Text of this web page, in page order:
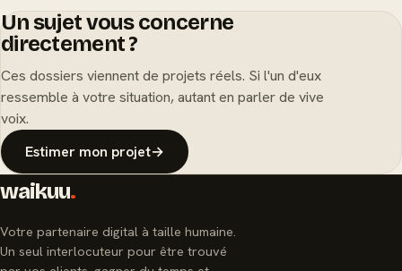
Un sujet vous concerne
directement ?
Ces dossiers viennent de projets réels. Si l'un d'eux
ressemble à votre situation, autant en parler de vive
voix.
Estimer mon projet→
waikuu.
Votre partenaire digital à taille humaine.
Un seul interlocuteur pour être trouvé